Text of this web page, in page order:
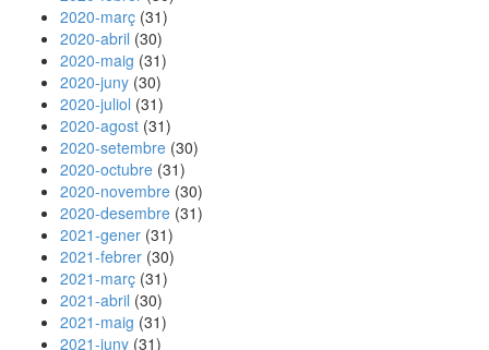
2020-març (31)
2020-abril (30)
2020-maig (31)
2020-juny (30)
2020-juliol (31)
2020-agost (31)
2020-setembre (30)
2020-octubre (31)
2020-novembre (30)
2020-desembre (31)
2021-gener (31)
2021-febrer (30)
2021-març (31)
2021-abril (30)
2021-maig (31)
2021-juny (31)